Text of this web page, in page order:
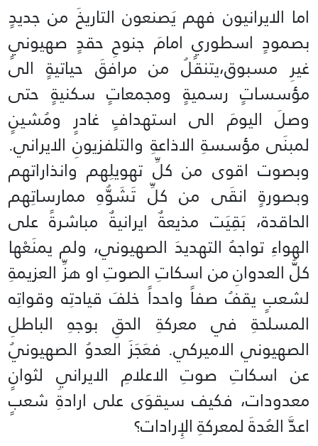
اما الايرانيون فهم يَصنعون التاريخَ من جديدٍ
بصمودٍ اسطوريٍ امامَ جنوحِ حقدٍ صهيونيٍ
غيرِ مسبوق،يتنقلُ من مرافقَ حياتيةٍ الى
مؤسساتٍ رسميةٍ ومجمعاتٍ سكنيةٍ حتى
وصلَ اليومَ الى استهدافٍ غادرٍ ومُشينٍ
لمبنَى مؤسسةِ الاذاعةِ والتلفزيونِ الايراني.
وبصوت اقوى من كلِّ تهويلِهم وانذاراتهم
وبصورةٍ انقَى من كلِّ تَشَوُّهِ ممارساتِهم
الحاقدة، بَقِيَت مذيعةٌ ايرانيةٌ مباشرةً على
الهواءِ تواجهُ التهديدَ الصهيوني، ولم يمنَعْها
كلُّ العدوانِ من اسكاتِ الصوتِ او هزِّ العزيمةِ
لشعبٍ يقفُ صفاً واحداً خلفَ قيادتِه وقواتِه
المسلحةِ في معركةِ الحقِ بوجهِ الباطلِ
الصهيوني الاميركي. فعَجَزَ العدوُ الصهيونيُ
عن اسكاتِ صوتِ الاعلامِ الايرانيِ لثوانٍ
معدودات، فكيف سيقوَى على ارادةِ شعبٍ
اعدَّ العُدةَ لمعركةِ الإِرادات؟